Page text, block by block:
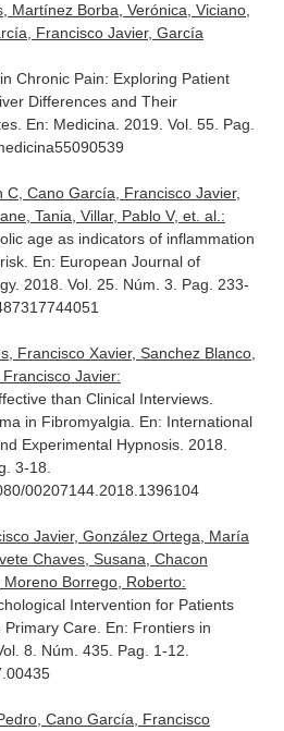
Martínez Borba, Verónica, Viciano,
Francisco Javier, García
Chronic Pain: Exploring Patient
Differences and Their
En: Medicina . 2019. Vol. 55. Pag.
C, Cano García, Francisco Javier,
Tania, Villar, Pablo V, et. al.:
age as indicators of inflammation
En: European Journal of
. 2018. Vol. 25. Núm. 3. Pag. 233-
Francisco Xavier, Sanchez Blanco,
Javier:
than Clinical Interviews.
in Fibromyalgia. En: International
Experimental Hypnosis. 2018.
3-18.
00207144.2018.1396104
Javier, González Ortega, María
Chaves, Susana, Chacon
Borrego, Roberto:
Intervention for Patients
Care. En: Frontiers in
8. Núm. 435. Pag. 1-12.
Cano García, Francisco